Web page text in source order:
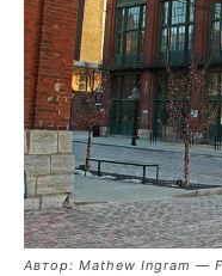
Автор: Mathew Ingram —